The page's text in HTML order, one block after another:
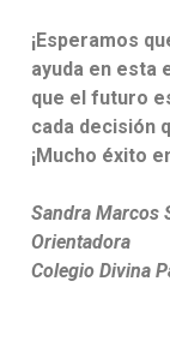
¡Esperamos
ayuda en esta
que el futuro
cada decisión
¡Mucho éxito
Sandra Marcos
Orientadora
Colegio Divina